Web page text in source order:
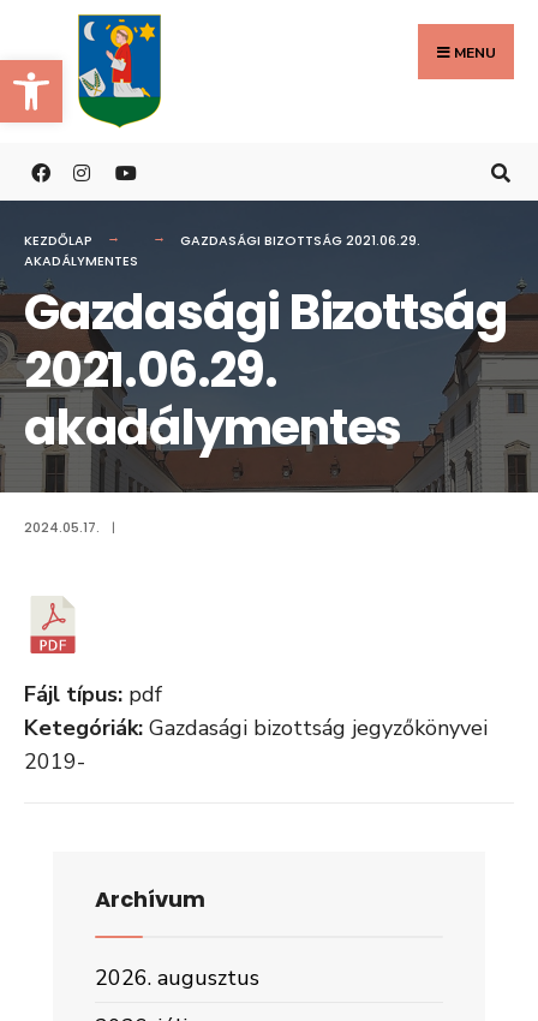
Eszköztár megnyitása
to
content
MENU
KEZDŐLAP
GAZDASÁGI BIZOTTSÁG 2021.06.29.
AKADÁLYMENTES
Gazdasági Bizottság
2021.06.29.
akadálymentes
2024.05.17. |
Fájl típus: pdf
Ketegóriák: Gazdasági bizottság jegyzőkönyvei
2019-
Archívum
2026. augusztus
Search